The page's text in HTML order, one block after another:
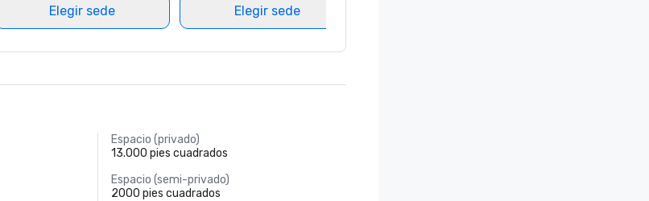
Elegir sede Elegir sede
Espacio (privado)
13.000 pies cuadrados
Espacio (semi-privado)
2000 pies cuadrados